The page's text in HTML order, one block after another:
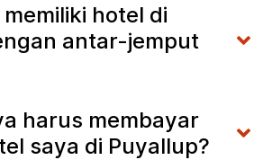
hotel di
antar-jemput
harus membayar
saya di Puyallup?